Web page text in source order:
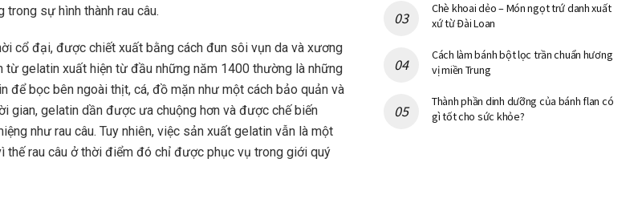
sự hình thành rau câu.
cổ đại, được chiết xuất bằng cách đun sôi vụn da và xương
từ gelatin xuất hiện từ đầu những năm 1400 thường là những
để bọc bên ngoài thịt, cá, đồ mặn như một cách bảo quản và
gian, gelatin dần được ưa chuộng hơn và được chế biến
như rau câu. Tuy nhiên, việc sản xuất gelatin vẫn là một
thế rau câu ở thời điểm đó chỉ được phục vụ trong giới quý
Chè khoai dẻo – Món ngọt trứ danh xuất
xứ từ Đài Loan
Cách làm bánh bột lọc trần chuẩn hương
vị miền Trung
Thành phần dinh dưỡng của bánh flan có
gì tốt cho sức khỏe?